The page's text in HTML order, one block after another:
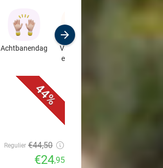
Achtbanendag
Vakantie in
eigen land
44%
Regulier €44,50
€24,95